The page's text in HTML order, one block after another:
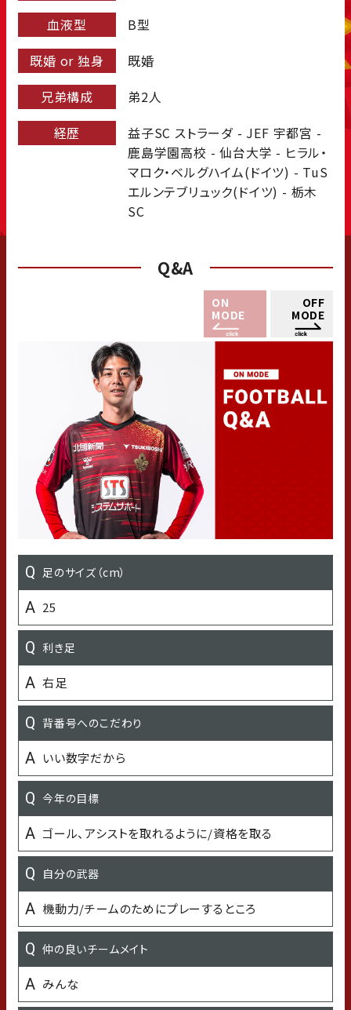
血液型
B型
既婚 or 独身
既婚
兄弟構成
弟2人
経歴
益子SC ストラーダ - JEF 宇都宮 -
鹿島学園高校 - 仙台大学 - ヒラル・
マロク・ベルグハイム(ドイツ) - TuS
エルンテブリュック(ドイツ) - 栃木
SC
Q&A
足のサイズ（cm）
25
利き足
右足
背番号へのこだわり
いい数字だから
今年の目標
ゴール、アシストを取れるように/資格を取る
自分の武器
機動力/チームのためにプレーするところ
仲の良いチームメイト
みんな
仙台大学
子供、猫と遊ぶ
既存選手：石川県のおすすめスポット／新加入：石川県の
行ってみたいところ
白山比咩神社
OFF
MODE
ON
MODE